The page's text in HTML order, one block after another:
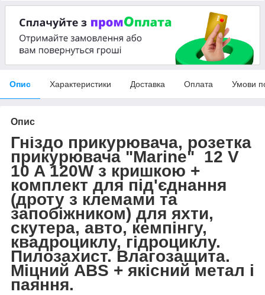
Опис Характеристики Доставка Оплата Умови
Опис
Гніздо прикурювача, розетка
прикурювача "Marine" 12 V
10 A 120W з кришкою +
комплект для під'єднання
(дроту з клемами та
запобіжником) для яхти,
скутера, авто, кемпінгу,
квадроциклу, гідроциклу.
Пилозахист. Влагозащита.
Міцний ABS + якісний метал і
паяння.